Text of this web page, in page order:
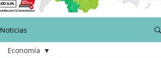
Noticias
Economía